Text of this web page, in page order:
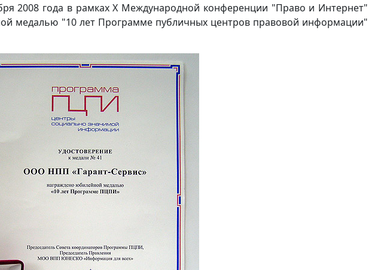
2008 года в рамках X Международной конференции "Право и Интернет"
медалью "10 лет Программе публичных центров правовой информации"